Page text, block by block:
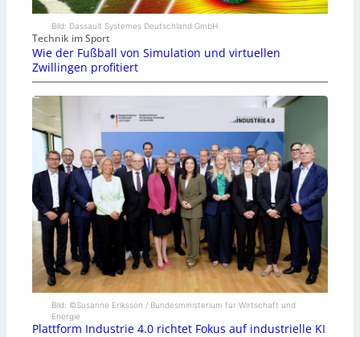
Bild: Dassault Systemes Deutschland GmbH
Technik im Sport
Wie der Fußball von Simulation und virtuellen
Zwillingen profitiert
Bild: ©Susanne Eriksson / Bundesministerium für Wirtschaft und
Energie
Plattform Industrie 4.0 richtet Fokus auf industrielle KI